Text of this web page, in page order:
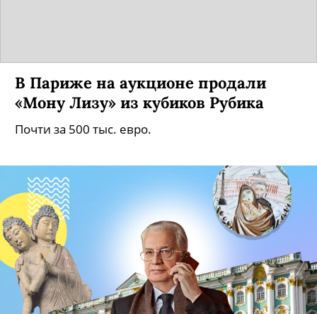
В Париже на аукционе продали
«Мону Лизу» из кубиков Рубика
Почти за 500 тыс. евро.